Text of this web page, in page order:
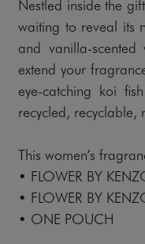
Nestled inside the
waiting to reveal its
and vanilla-
extend your
eye-catching koi
recycled,
This women’s
• FLOWER BY
• FLOWER BY
• ONE POUCH